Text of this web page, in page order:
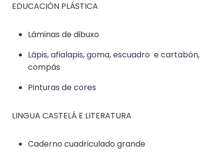
EDUCACIÓN PLÁSTICA
Láminas de dibuxo
Lápis, afialapis, goma, escuadro e cartabón,
compás
Pinturas de cores
LINGUA CASTELÁ E LITERATURA
Caderno cuadriculado grande